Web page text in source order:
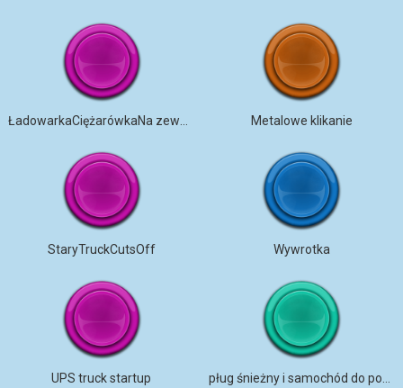
Metalowe klikanie
StaryTruckCutsOff Wywrotka
UPS truck startup